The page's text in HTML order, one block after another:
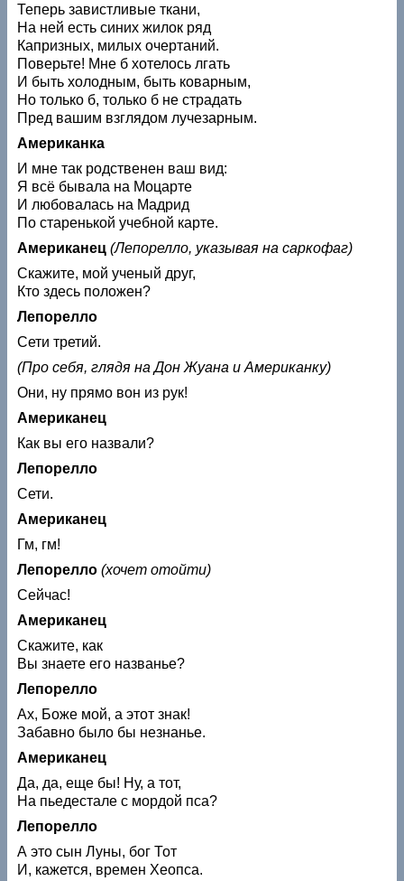
Теперь завистливые ткани,
На ней есть синих жилок ряд
Капризных, милых очертаний.
Поверьте! Мне б хотелось лгать
И быть холодным, быть коварным,
Но только б, только б не страдать
Пред вашим взглядом лучезарным.
Американка
И мне так родственен ваш вид:
Я всё бывала на Моцарте
И любовалась на Мадрид
По старенькой учебной карте.
Американец (Лепорелло, указывая на саркофаг)
Скажите, мой ученый друг,
Кто здесь положен?
Лепорелло
Сети третий.
(Про себя, глядя на Дон Жуана и Американку)
Они, ну прямо вон из рук!
Американец
Как вы его назвали?
Лепорелло
Сети.
Американец
Гм, гм!
Лепорелло (хочет отойти)
Сейчас!
Американец
Скажите, как
Вы знаете его названье?
Лепорелло
Ах, Боже мой, а этот знак!
Забавно было бы незнанье.
Американец
Да, да, еще бы! Ну, а тот,
На пьедестале с мордой пса?
Лепорелло
А это сын Луны, бог Тот
И, кажется, времен Хеопса.